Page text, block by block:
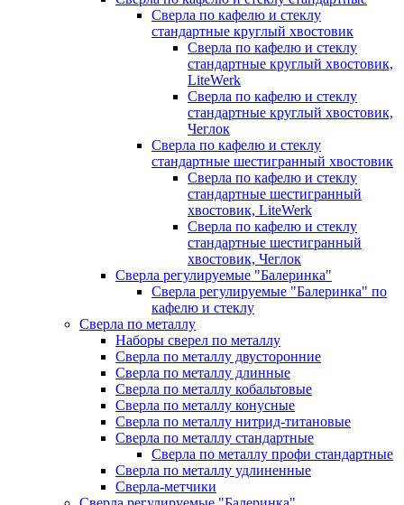
Сверла по кафелю и стеклу
стандартные круглый хвостовик
Сверла по кафелю и стеклу
стандартные круглый хвостовик,
LiteWerk
Сверла по кафелю и стеклу
стандартные круглый хвостовик,
Чеглок
Сверла по кафелю и стеклу
стандартные шестигранный хвостовик
Сверла по кафелю и стеклу
стандартные шестигранный
хвостовик, LiteWerk
Сверла по кафелю и стеклу
стандартные шестигранный
хвостовик, Чеглок
Сверла регулируемые "Балеринка"
Сверла регулируемые "Балеринка" по
кафелю и стеклу
Сверла по металлу
Наборы сверел по металлу
Сверла по металлу двусторонние
Сверла по металлу длинные
Сверла по металлу кобальтовые
Сверла по металлу конусные
Сверла по металлу нитрид-титановые
Сверла по металлу стандартные
Сверла по металлу профи стандартные
Сверла по металлу удлиненные
Сверла-метчики